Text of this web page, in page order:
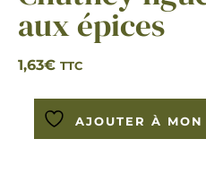
aux épices
1,63€ TTC
AJOUTER À MON